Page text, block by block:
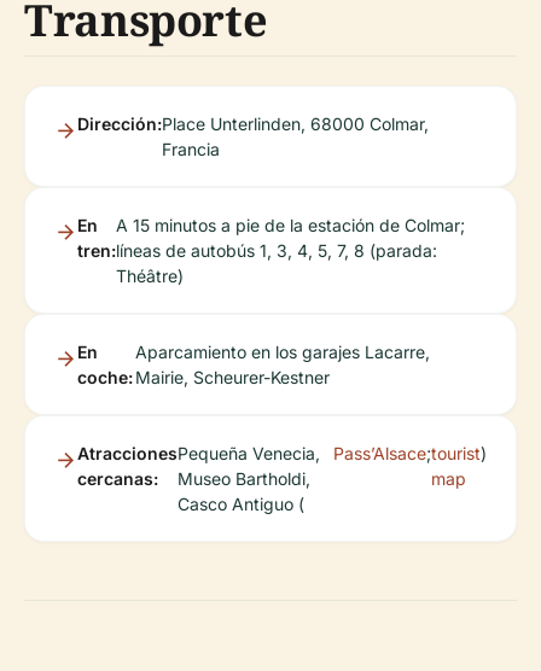
Transporte
Dirección:Place Unterlinden, 68000 Colmar,
Francia
En
tren:
A 15 minutos a pie de la estación de Colmar;
líneas de autobús 1, 3, 4, 5, 7, 8 (parada:
Théâtre)
En
coche:
Aparcamiento en los garajes Lacarre,
Mairie, Scheurer-Kestner
Atracciones
cercanas:
Pequeña Venecia,
Museo Bartholdi,
Casco Antiguo (
Pass’Alsace;tourist
map
)